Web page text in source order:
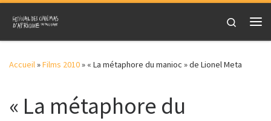
Skip to content
Search
Accueil»Films 2010» « La métaphore du manioc » de Lionel Meta
« La métaphore du